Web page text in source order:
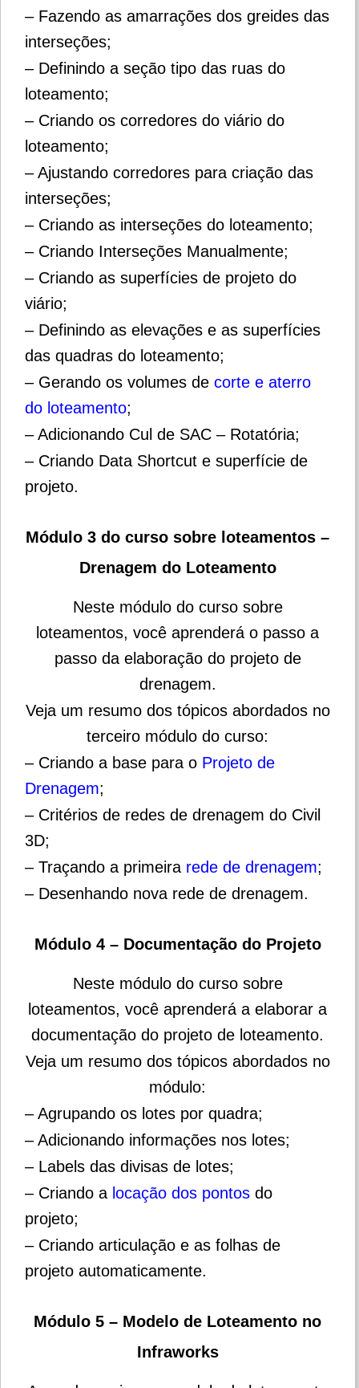
– Fazendo as amarrações dos greides das
interseções;
– Definindo a seção tipo das ruas do
loteamento;
– Criando os corredores do viário do
loteamento;
– Ajustando corredores para criação das
interseções;
– Criando as interseções do loteamento;
– Criando Interseções Manualmente;
– Criando as superfícies de projeto do
viário;
– Definindo as elevações e as superfícies
das quadras do loteamento;
– Gerando os volumes de corte e aterro
do loteamento;
– Adicionando Cul de SAC – Rotatória;
– Criando Data Shortcut e superfície de
projeto.
Módulo 3 do curso sobre loteamentos –
Drenagem do Loteamento
Neste módulo do curso sobre
loteamentos, você aprenderá o passo a
passo da elaboração do projeto de
drenagem.
Veja um resumo dos tópicos abordados no
terceiro módulo do curso:
– Criando a base para o Projeto de
Drenagem;
– Critérios de redes de drenagem do Civil
3D;
– Traçando a primeira rede de drenagem;
– Desenhando nova rede de drenagem.
Módulo 4 – Documentação do Projeto
Neste módulo do curso sobre
loteamentos, você aprenderá a elaborar a
documentação do projeto de loteamento.
Veja um resumo dos tópicos abordados no
módulo:
– Agrupando os lotes por quadra;
– Adicionando informações nos lotes;
– Labels das divisas de lotes;
– Criando a locação dos pontos do
projeto;
– Criando articulação e as folhas de
projeto automaticamente.
Módulo 5 – Modelo de Loteamento no
Infraworks